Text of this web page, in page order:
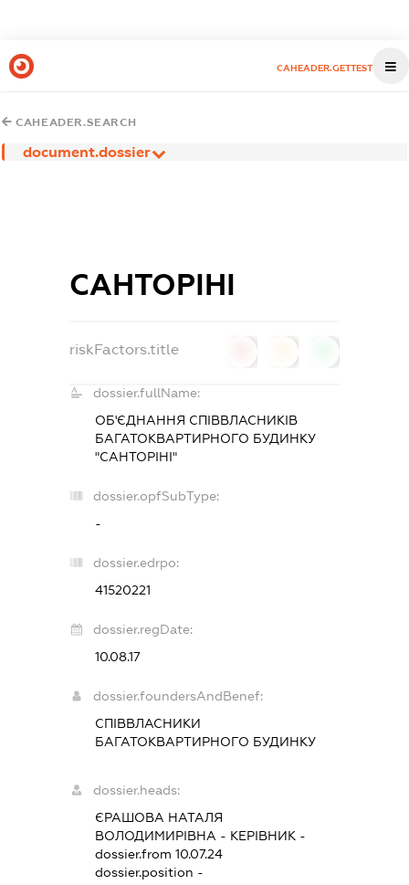
CAHEADER.GETTEST
CAHEADER.SEARCH
document.dossier
САНТОРІНІ
riskFactors.title
dossier.fullName:
ОБ'ЄДНАННЯ СПІВВЛАСНИКІВ
БАГАТОКВАРТИРНОГО БУДИНКУ
"САНТОРІНІ"
dossier.opfSubType:
-
dossier.edrpo:
41520221
dossier.regDate:
10.08.17
dossier.foundersAndBenef:
СПІВВЛАСНИКИ
БАГАТОКВАРТИРНОГО БУДИНКУ
dossier.heads:
ЄРАШОВА НАТАЛЯ
ВОЛОДИМИРІВНА - КЕРІВНИК -
dossier.from 10.07.24
dossier.position -